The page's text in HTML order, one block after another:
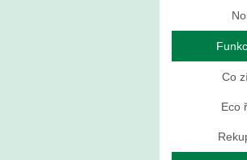
Co
Eco